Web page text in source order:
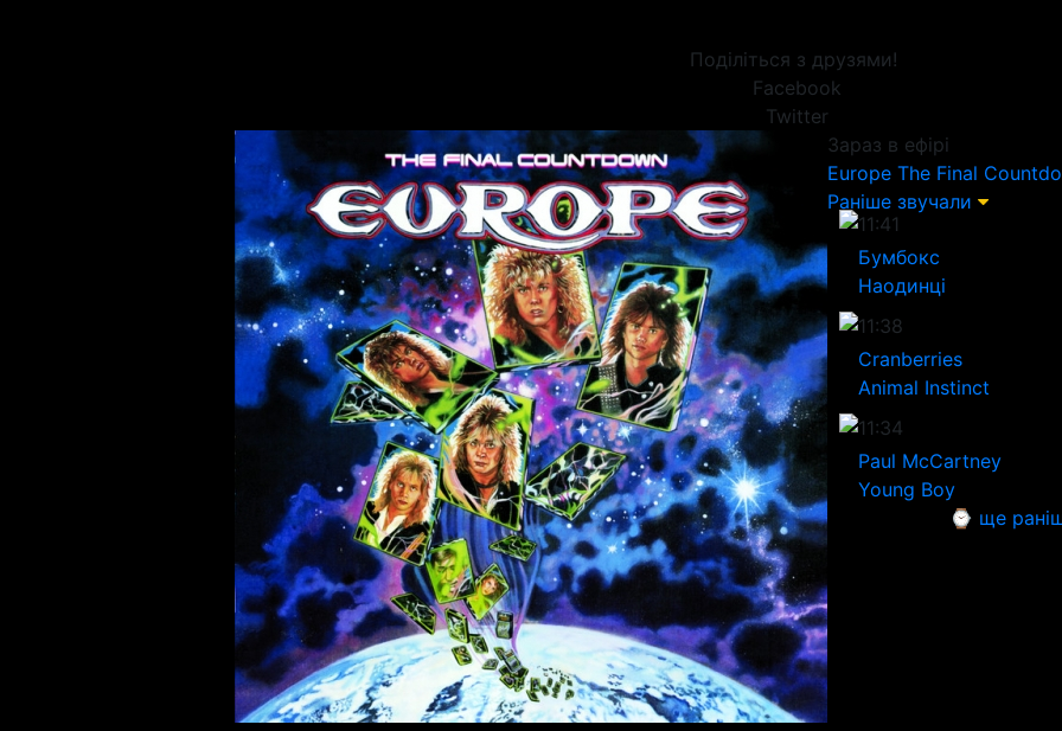
Поділіться з друзями!
Facebook
Twitter
Зараз в ефірі
Europe The Final
Раніше звучали
11:41
Бумбокс
Наодинці
11:38
Cranberries
Animal Instinct
11:34
Paul McCartney
Young Boy
⌚ ще